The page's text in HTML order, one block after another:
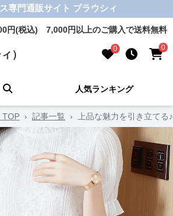
専門通販サイト ブラウシィ
円(税込) 7,000円以上のご購入で送料無料
） 0 0
人気ランキング
TOP › 記事一覧 › 上品な魅力を引き立て